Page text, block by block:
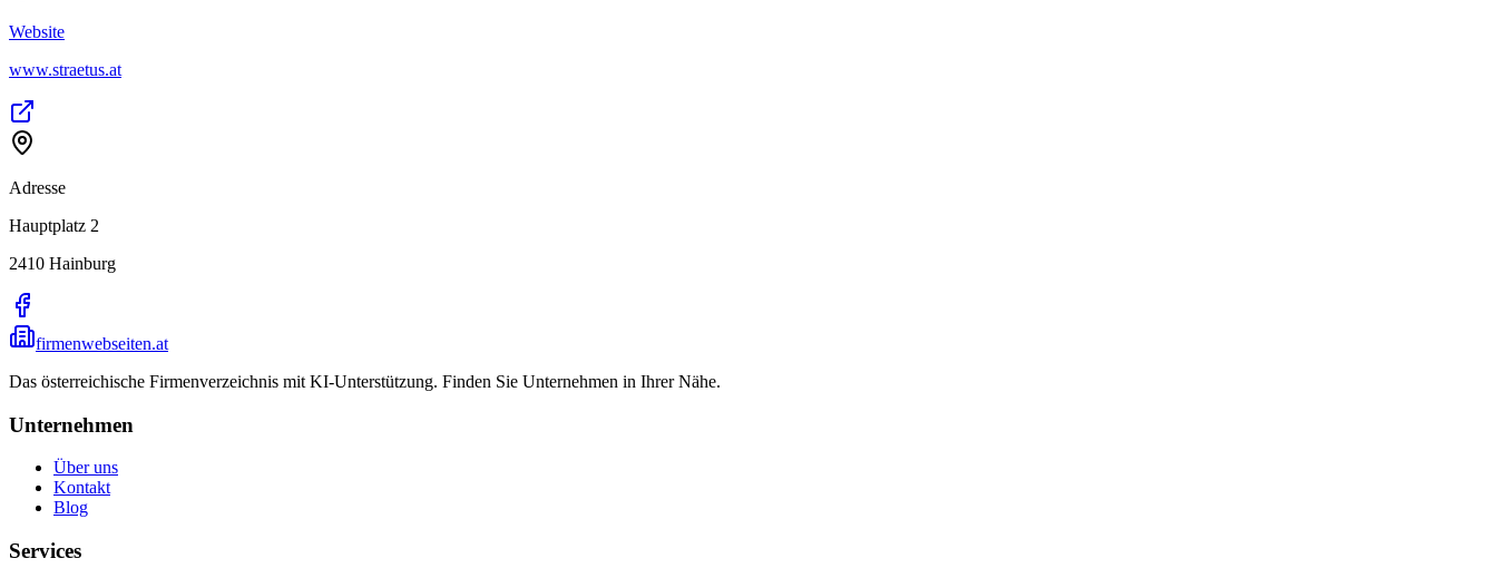
Website
www.straetus.at
Adresse
Hauptplatz 2
2410 Hainburg
firmenwebseiten.at
Das österreichische Firmenverzeichnis mit KI-Unterstützung. Finden Sie Unternehmen in Ihrer Nähe.
Unternehmen
Über uns
Kontakt
Blog
Services